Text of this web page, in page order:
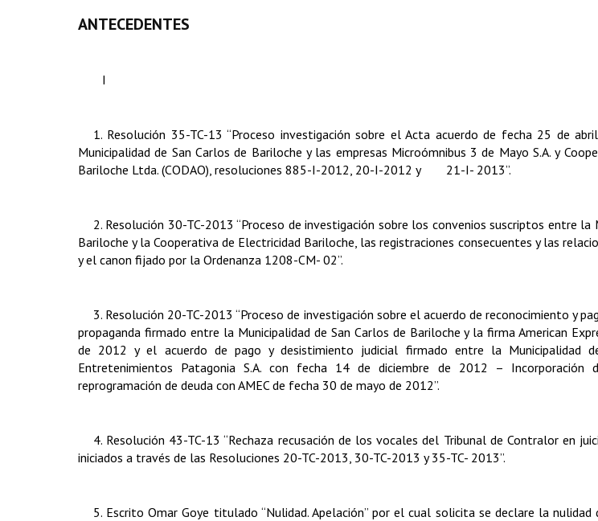
ANTECEDENTES
I
1. Resolución 35-TC-13 “Proceso investigación sobre el Acta acuerdo de fecha 25 de
Municipalidad de San Carlos de Bariloche y las empresas Microómnibus 3 de Mayo S.A. y
Bariloche Ltda. (CODAO), resoluciones 885-I-2012, 20-I-2012 y
21-I- 2013”.
2. Resolución 30-TC-2013 “Proceso de investigación sobre los convenios suscriptos entre la
Bariloche y la Cooperativa de Electricidad Bariloche, las registraciones consecuentes y las
y el canon fijado por la Ordenanza 1208-CM- 02”.
3. Resolución 20-TC-2013 “Proceso de investigación sobre el acuerdo de reconocimiento y
propaganda firmado entre la Municipalidad de San Carlos de Bariloche y la firma American
de 2012 y el acuerdo de pago y desistimiento judicial firmado entre la Municipalidad
Entretenimientos Patagonia S.A. con fecha 14 de diciembre de 2012 – Incorporación
reprogramación de deuda con AMEC de fecha 30 de mayo de 2012”.
4. Resolución 43-TC-13 “Rechaza recusación de los vocales del Tribunal de Contralor en
iniciados a través de las Resoluciones 20-TC-2013, 30-TC-2013 y 35-TC- 2013”.
5. Escrito Omar Goye titulado “Nulidad. Apelación” por el cual solicita se declare la nulidad